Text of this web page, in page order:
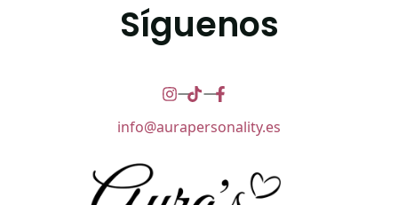
Síguenos
info@aurapersonality.es